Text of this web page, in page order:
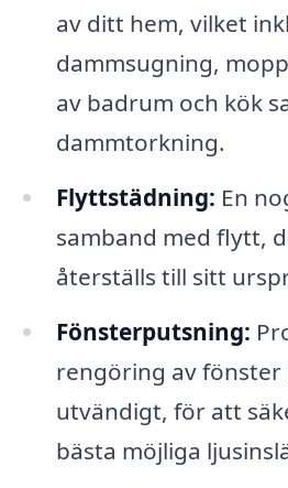
av ditt hem, vilket
dammsugning,
av badrum och kök
dammtorkning.
Flyttstädning: En
samband med flytt,
återställs till sitt
Fönsterputsning:
rengöring av fönster
utvändigt, för att
bästa möjliga